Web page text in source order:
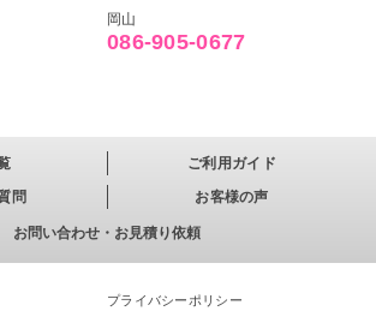
岡山
086-905-0677
ご利用ガイド
問
お客様の声
お問い合わせ・お見積り依頼
プライバシーポリシー